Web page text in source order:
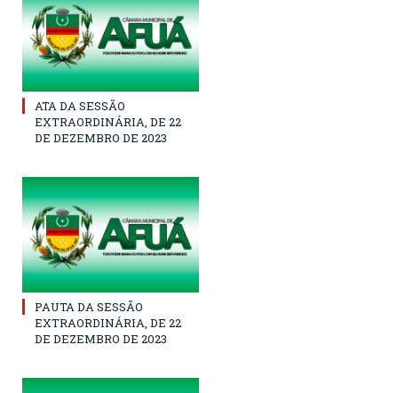
ATA DA SESSÃO
EXTRAORDINÁRIA, DE 22
DE DEZEMBRO DE 2023
PAUTA DA SESSÃO
EXTRAORDINÁRIA, DE 22
DE DEZEMBRO DE 2023